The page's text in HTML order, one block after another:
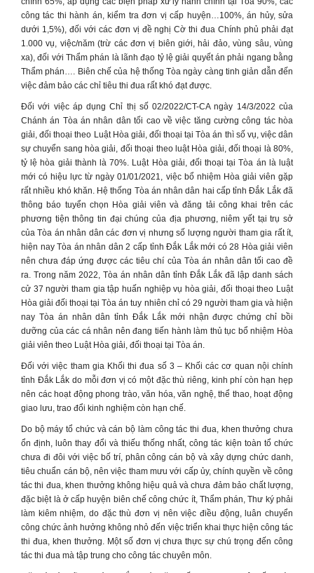
công tác thi hành án, kiểm tra đơn vị cấp huyện…100%, án hủy, sửa
dưới 1,5%), đối với các đơn vị đề nghị Cờ thi đua Chính phủ phải đạt
1.000 vụ, việc/năm (trừ các đơn vị biên giới, hải đảo, vùng sâu, vùng
xa), đối với Thẩm phán là lãnh đạo tỷ lệ giải quyết án phải ngang bằng
Thẩm phán…. Biên chế của hệ thống Tòa ngày càng tinh giản dẫn đến
việc đảm bảo các chỉ tiêu thi đua rất khó đạt được.
Đối với việc áp dụng Chỉ thị số 02/2022/CT-CA ngày 14/3/2022 của
Chánh án Tòa án nhân dân tối cao về việc tăng cường công tác hòa
giải, đối thoại theo Luật Hòa giải, đối thoại tại Tòa án thì số vụ, việc dân
sự chuyển sang hòa giải, đối thoại theo luật Hòa giải, đối thoại là 80%,
tỷ lệ hòa giải thành là 70%. Luật Hòa giải, đối thoại tại Tòa án là luật
mới có hiệu lực từ ngày 01/01/2021, việc bổ nhiệm Hòa giải viên gặp
rất nhiều khó khăn. Hệ thống Tòa án nhân dân hai cấp tỉnh Đắk Lắk đã
thông báo tuyển chọn Hòa giải viên và đăng tải công khai trên các
phương tiện thông tin đại chúng của địa phương, niêm yết tại trụ sở
của Tòa án nhân dân các đơn vị nhưng số lượng người tham gia rất ít,
hiện nay Tòa án nhân dân 2 cấp tỉnh Đắk Lắk mới có 28 Hòa giải viên
nên chưa đáp ứng được các tiêu chí của Tòa án nhân dân tối cao đề
ra. Trong năm 2022, Tòa án nhân dân tỉnh Đắk Lắk đã lập danh sách
cử 37 người tham gia tập huấn nghiệp vụ hòa giải, đối thoại theo Luật
Hòa giải đối thoại tại Tòa án tuy nhiên chỉ có 29 người tham gia và hiện
nay Tòa án nhân dân tỉnh Đắk Lắk mới nhận được chứng chỉ bồi
dưỡng của các cá nhân nên đang tiến hành làm thủ tục bổ nhiệm Hòa
giải viên theo Luật Hòa giải, đối thoại tại Tòa án.
Đối với việc tham gia Khối thi đua số 3 – Khối các cơ quan nội chính
tỉnh Đắk Lắk do mỗi đơn vị có một đặc thù riêng, kinh phí còn hạn hẹp
nên các hoạt động phong trào, văn hóa, văn nghệ, thể thao, hoạt động
giao lưu, trao đổi kinh nghiệm còn hạn chế.
Do bộ máy tổ chức và cán bộ làm công tác thi đua, khen thưởng chưa
ổn định, luôn thay đổi và thiếu thống nhất, công tác kiện toàn tổ chức
chưa đi đôi với việc bố trí, phân công cán bộ và xây dựng chức danh,
tiêu chuẩn cán bộ, nên việc tham mưu với cấp ủy, chính quyền về công
tác thi đua, khen thưởng không hiệu quả và chưa đảm bảo chất lượng,
đặc biệt là ở cấp huyện biên chế công chức ít, Thẩm phán, Thư ký phải
làm kiêm nhiệm, do đặc thù đơn vị nên việc điều động, luân chuyển
công chức ảnh hưởng không nhỏ đến việc triển khai thực hiện công tác
thi đua, khen thưởng. Một số đơn vị chưa thực sự chú trọng đến công
tác thi đua mà tập trung cho công tác chuyên môn.